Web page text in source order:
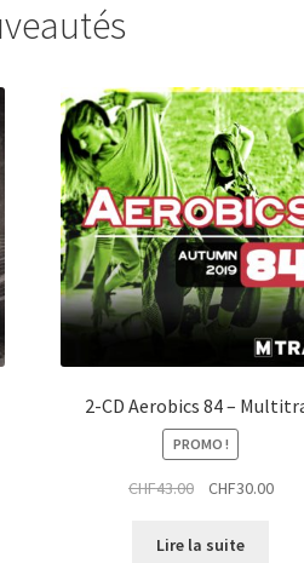
2-CD Aerobics 84 –
PROMO !
CHF43.00
Le
initial
CHF30.00Le
Lire la suite